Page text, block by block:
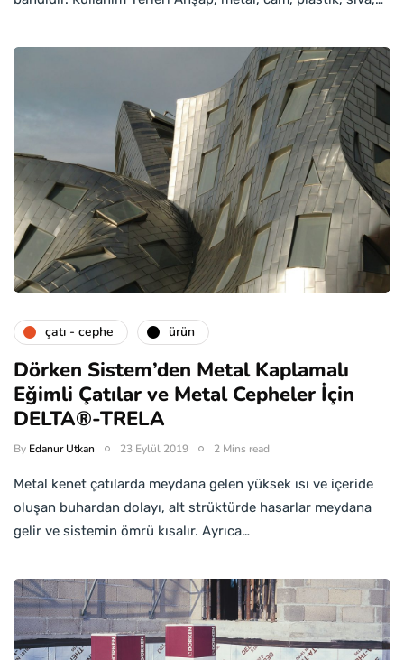
çatı - cephe ürün
Dörken Sistem’den Metal Kaplamalı
Eğimli Çatılar ve Metal Cepheler İçin
DELTA®-TRELA
By Edanur Utkan 23 Eylül 2019 2 Mins read
Metal kenet çatılarda meydana gelen yüksek ısı ve içeride
oluşan buhardan dolayı, alt strüktürde hasarlar meydana
gelir ve sistemin ömrü kısalır. Ayrıca…